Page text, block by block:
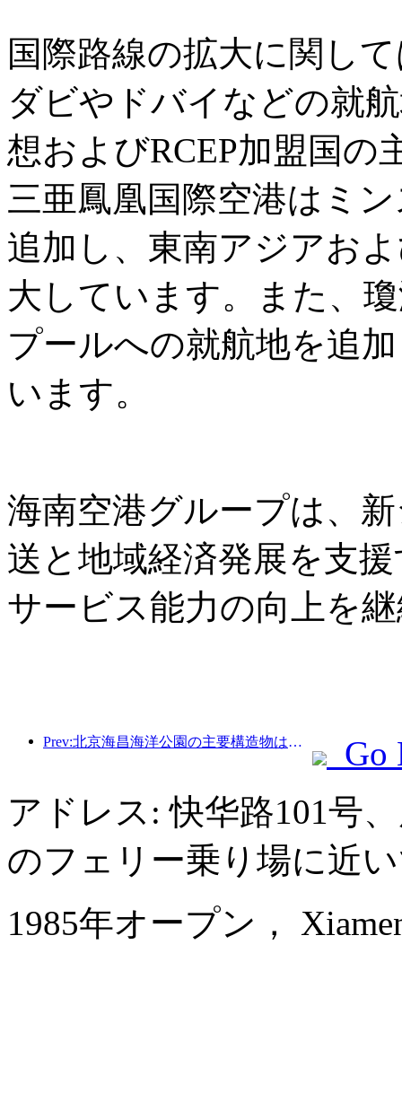
国際路線の拡大に関し
ダビやドバイなどの就
想およびRCEP加盟国の
三亜鳳凰国際空港はミ
追加し、東南アジアお
大しています。また、
プールへの就航地を追
います。
海南空港グループは、
送と地域経済発展を支
サービス能力の向上を
Prev:北京海昌海洋公園の主要構造物は、年内に上棟する予定であり、2027年の完成・開業が見込まれています。
Go
アドレス: 快华路101号
のフェリー乗り場に近
1985年オープン，